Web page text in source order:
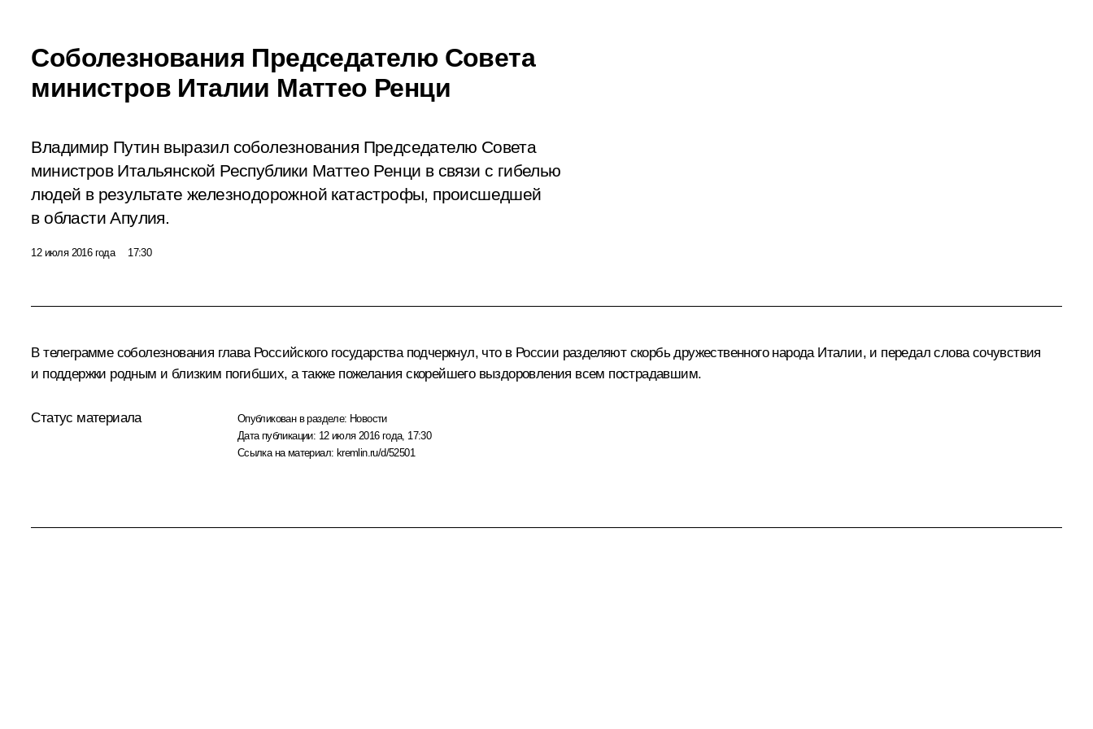
Соболезнования Председателю Совета
министров Италии Маттео Ренци
Владимир Путин выразил соболезнования Председателю Совета
министров Итальянской Республики Маттео Ренци в связи с гибелью
людей в результате железнодорожной катастрофы, происшедшей
в области Апулия.
12 июля 2016 года 17:30
В телеграмме соболезнования глава Российского государства подчеркнул, что в России разделяют скорбь дружественного народа Италии, и передал слова сочувствия
и поддержки родным и близким погибших, а также пожелания скорейшего выздоровления всем пострадавшим.
Статус материала Опубликован в разделе: Новости
Дата публикации: 12 июля 2016 года, 17:30
Ссылка на материал: kremlin.ru/d/52501